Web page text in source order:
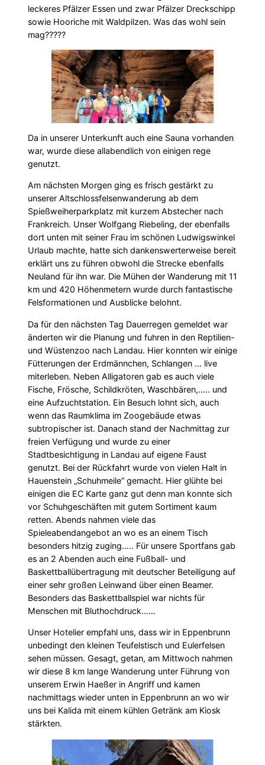
leckeres Pfälzer Essen und zwar Pfälzer Dreckschipp
sowie Hooriche mit Waldpilzen. Was das wohl sein
mag?????
Da in unserer Unterkunft auch eine Sauna vorhanden
war, wurde diese allabendlich von einigen rege
genutzt.
Am nächsten Morgen ging es frisch gestärkt zu
unserer Altschlossfelsenwanderung ab dem
Spießweiherparkplatz mit kurzem Abstecher nach
Frankreich. Unser Wolfgang Riebeling, der ebenfalls
dort unten mit seiner Frau im schönen Ludwigswinkel
Urlaub machte, hatte sich dankenswerterweise bereit
erklärt uns zu führen obwohl die Strecke ebenfalls
Neuland für ihn war. Die Mühen der Wanderung mit 11
km und 420 Höhenmetern wurde durch fantastische
Felsformationen und Ausblicke belohnt.
Da für den nächsten Tag Dauerregen gemeldet war
änderten wir die Planung und fuhren in den Reptilien-
und Wüstenzoo nach Landau. Hier konnten wir einige
Fütterungen der Erdmännchen, Schlangen … live
miterleben. Neben Alligatoren gab es auch viele
Fische, Frösche, Schildkröten, Waschbären,….. und
eine Aufzuchtstation. Ein Besuch lohnt sich, auch
wenn das Raumklima im Zoogebäude etwas
subtropischer ist. Danach stand der Nachmittag zur
freien Verfügung und wurde zu einer
Stadtbesichtigung in Landau auf eigene Faust
genutzt. Bei der Rückfahrt wurde von vielen Halt in
Hauenstein „Schuhmeile“ gemacht. Hier glühte bei
einigen die EC Karte ganz gut denn man konnte sich
vor Schuhgeschäften mit gutem Sortiment kaum
retten. Abends nahmen viele das
Spieleabendangebot an wo es an einem Tisch
besonders hitzig zuging….. Für unsere Sportfans gab
es an 2 Abenden auch eine Fußball- und
Baskettballübertragung mit deutscher Beteiligung auf
einer sehr großen Leinwand über einen Beamer.
Besonders das Baskettballspiel war nichts für
Menschen mit Bluthochdruck……
Unser Hotelier empfahl uns, dass wir in Eppenbrunn
unbedingt den kleinen Teufelstisch und Eulerfelsen
sehen müssen. Gesagt, getan, am Mittwoch nahmen
wir diese 8 km lange Wanderung unter Führung von
unserem Erwin Haeßer in Angriff und kamen
nachmittags wieder unten in Eppenbrunn an wo wir
uns bei Kalida mit einem kühlen Getränk am Kiosk
stärkten.